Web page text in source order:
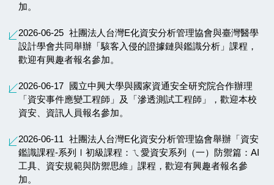
加。
2026-06-25 社團法人台灣E化資安分析管理協會與臺灣醫學
設計學會共同舉辦「駭客入侵的證據鏈與鑑識分析」課程，
歡迎有興趣者報名參加。
2026-06-17 國立中興大學與國家資通安全研究院合作辦理
「資安事件應變工程師」及「滲透測試工程師」，歡迎本校
資安、資訊人員報名參加。
2026-06-11 社團法人台灣E化資安分析管理協會舉辦「資安
鑑識課程-系列Ⅰ初級課程：ㄟ愛資安系列（一）防禦篇：AI
工具、資安規範與防禦思維」課程，歡迎有興趣者報名參
加。